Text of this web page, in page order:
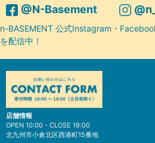
@N-Basement
n-BASEMENT 公式Instagram・
を配信中！
店舗情報
OPEN 10:00 - CLOSE 19:00
北九州市小倉北区西港町15番地